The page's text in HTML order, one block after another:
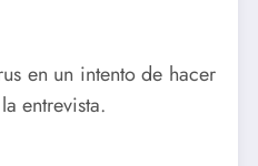
en un intento de hacer
entrevista.